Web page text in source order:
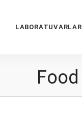
LABORATUVARLAR